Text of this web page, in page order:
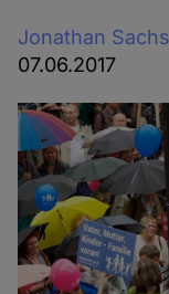
Jonathan
07.06.2017